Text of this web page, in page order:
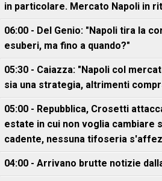
in particolare. Mercato Napoli in
06:00 - Del Genio: "Napoli tira la
esuberi, ma fino a quando?"
05:30 - Caiazza: "Napoli col
sia una strategia, altrimenti
05:00 - Repubblica, Crosetti
estate in cui non voglia cambiare
cadente, nessuna tifoseria
04:00 - Arrivano brutte notizie